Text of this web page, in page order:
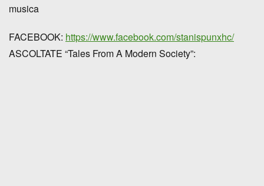
musica
FACEBOOK: https://www.facebook.com/stanispunxhc/
ASCOLTATE “Tales From A Modern Society”: